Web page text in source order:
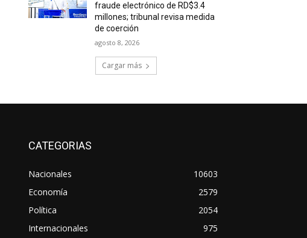
fraude electrónico de RD$3.4
millones; tribunal revisa medida
de coerción
agosto 8, 2026
Cargar más
CATEGORIAS
Nacionales
10603
Economía
2579
Política
2054
Internacionales
975